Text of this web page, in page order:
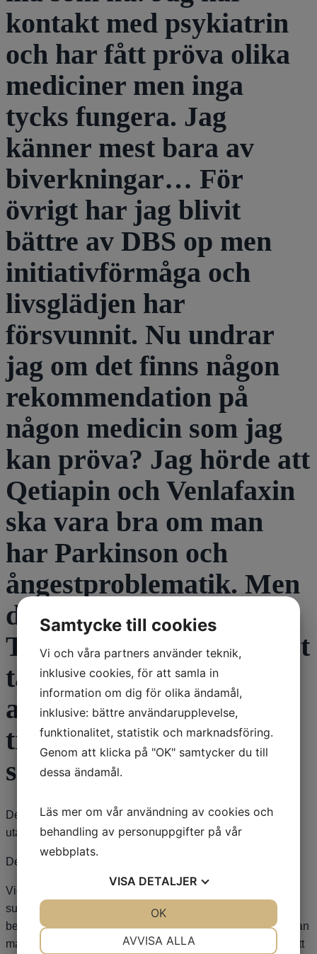
kontakt med psykiatrin
och har fått pröva olika
mediciner men inga
tycks fungera. Jag
känner mest bara av
biverkningar… För
övrigt har jag blivit
bättre av DBS op men
initiativförmåga och
livsglädjen har
försvunnit. Nu undrar
jag om det finns någon
rekommendation på
någon medicin som jag
kan pröva? Jag hörde att
Qetiapin och Venlafaxin
ska vara bra om man
har Parkinson och
ångestproblematik. Men
dom funkar inte på mig.
Till natten har jag endast
tabl. Melatonin 2 st. Så
att jag kan sova några
timmar. Tacksam för
svar..
Det är en komplex fråga och ett detaljerat svar kan inte ges
utan mera kunskap kring omständigheterna.
Det finns flera möjliga förklaringar till illabefinnandet:
Vid DBS operation (djupelektrod stimulering) i nervkärnan
subthalamus (STN) som är den vanligaste målpunkten för
behandling av Parkinsons sjukdom (men inte den enda), kan
man uppnå en behandlingseffekt så att det är nödvändigt att
Samtycke till cookies
Vi och våra partners använder teknik,
inklusive cookies, för att samla in
information om dig för olika ändamål,
inklusive: bättre användarupplevelse,
funktionalitet, statistik och marknadsföring.
Genom att klicka på "OK" samtycker du till
dessa ändamål.
Läs mer om vår användning av cookies och
behandling av personuppgifter på vår
webbplats.
VISA DETALJER
AVVISA ALLA
OK